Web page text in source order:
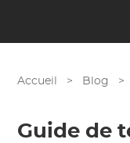
Accueil > Blog >
Guide de